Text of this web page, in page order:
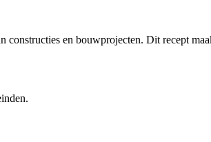
en bouwprojecten. Dit recept